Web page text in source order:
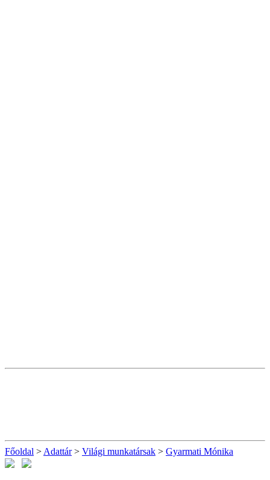
Főoldal > Adattár> Világi munkatársak > Gyarmati Mónika